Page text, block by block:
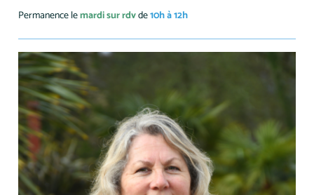
Permanence lemardi sur rdvde10h à 12h